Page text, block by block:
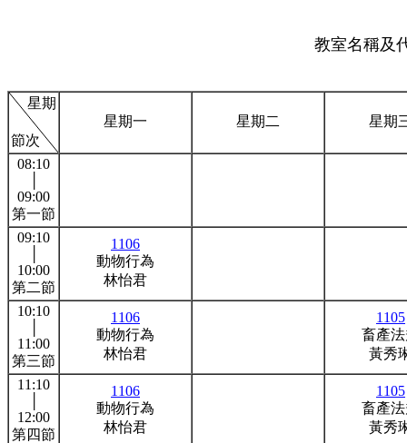
教室名稱及
星期
節次
星期一 星期二 星期
08:10
09:00
第一節
09:10
10:00
第二節
1106
動物行為
林怡君
10:10
11:00
第三節
1106
動物行為
林怡君
1105
畜產
黃秀
11:10
12:00
第四節
1106
動物行為
林怡君
1105
畜產
黃秀